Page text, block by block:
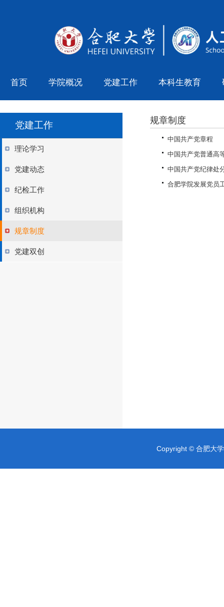
首页 学院概况 党建工作 本科生教育
党建工作
理论学习
党建动态
纪检工作
组织机构
规章制度
党建双创
规章制度
中国共产党章程
中国共产党普通高
中国共产党纪律处
合肥学院发展党员
Copyright © 合肥大